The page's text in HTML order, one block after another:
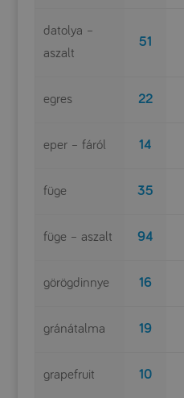
datolya –
aszalt
51
egres 22
eper – fáról 14
füge 35
füge – aszalt 94
görögdinnye 16
gránátalma 19
grapefruit 10